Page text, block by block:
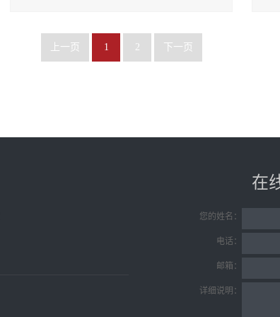
上一页 1 2 下一页
您的姓名：
电话：
邮箱：
详细说明：
在